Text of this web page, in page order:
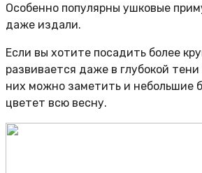
Особенно популярны ушковые
даже издали.
Если вы хотите посадить более
развивается даже в глубокой
них можно заметить и небольшие
цветет всю весну.